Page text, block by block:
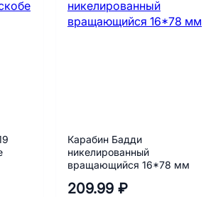
Карабин Бадди
никелированный
вращающийся 16*78 мм
209.99 ₽